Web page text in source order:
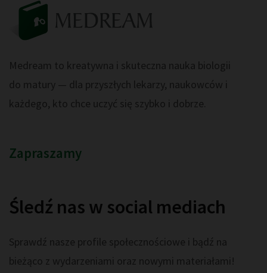
Medream to kreatywna i skuteczna nauka biologii
do matury — dla przyszłych lekarzy, naukowców i
każdego, kto chce uczyć się szybko i dobrze.
Zapraszamy
Śledź nas w social mediach
Sprawdź nasze profile społecznościowe i bądź na
bieżąco z wydarzeniami oraz nowymi materiałami!